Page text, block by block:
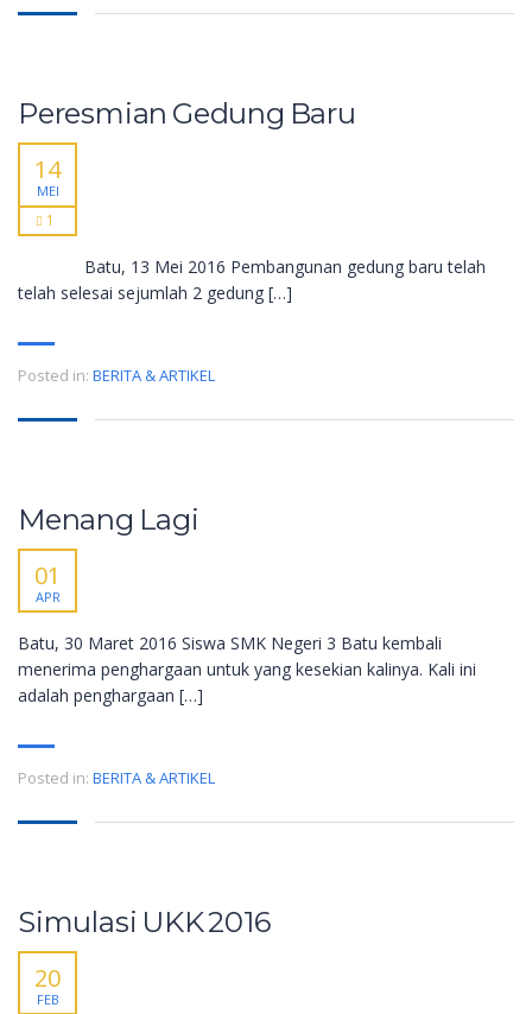
Peresmian Gedung Baru
14
MEI
1
Batu, 13 Mei 2016 Pembangunan gedung baru telah
telah selesai sejumlah 2 gedung […]
Posted in: BERITA & ARTIKEL
Menang Lagi
01
APR
Batu, 30 Maret 2016 Siswa SMK Negeri 3 Batu kembali
menerima penghargaan untuk yang kesekian kalinya. Kali ini
adalah penghargaan […]
Posted in: BERITA & ARTIKEL
Simulasi UKK 2016
20
FEB